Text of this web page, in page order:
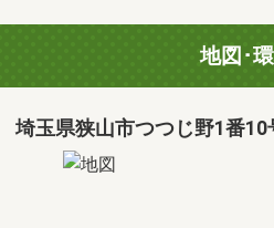
地図･
埼玉県狭山市つつじ野1番10